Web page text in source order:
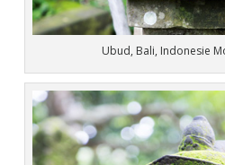
Ubud, Bali, Indonesie